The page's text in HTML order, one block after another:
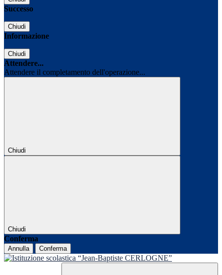
Successo
Chiudi
Informazione
Chiudi
Attendere...
Attendere il completamento dell'operazione...
Chiudi
Chiudi
Conferma
Annulla Conferma